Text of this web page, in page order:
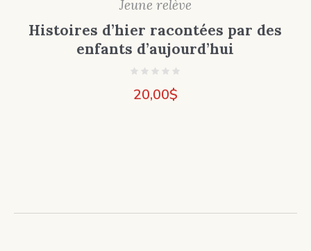
Jeune relève
Histoires d’hier racontées par des
enfants d’aujourd’hui
20,00$